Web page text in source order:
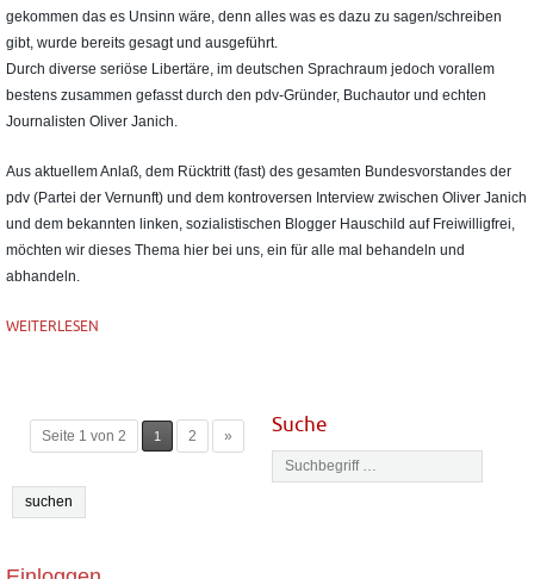
gekommen das es Unsinn wäre, denn alles was es dazu zu sagen/schreiben
gibt, wurde bereits gesagt und ausgeführt.
Durch diverse seriöse Libertäre, im deutschen Sprachraum jedoch vorallem
bestens zusammen gefasst durch den pdv-Gründer, Buchautor und echten
Journalisten Oliver Janich.
Aus aktuellem Anlaß, dem Rücktritt (fast) des gesamten Bundesvorstandes der
pdv (Partei der Vernunft) und dem kontroversen Interview zwischen Oliver Janich
und dem bekannten linken, sozialistischen Blogger Hauschild auf Freiwilligfrei,
möchten wir dieses Thema hier bei uns, ein für alle mal behandeln und
abhandeln.
WEITERLESEN
Seite 1 von 2 1 2 » Suche